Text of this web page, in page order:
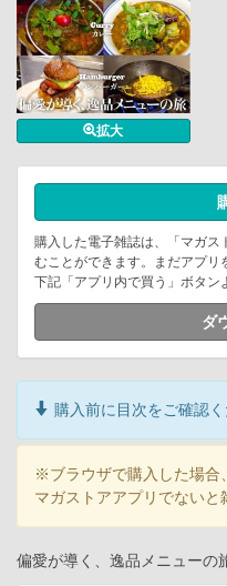
拡大
購入した電子雑誌は、「マガ
むことができます。まだアプリ
下記「アプリ内で買う」ボタン
ダ
購入前に目次をご確認
※ブラウザで購入した場合
マガストアアプリでないと
偏愛が導く、逸品メニューの